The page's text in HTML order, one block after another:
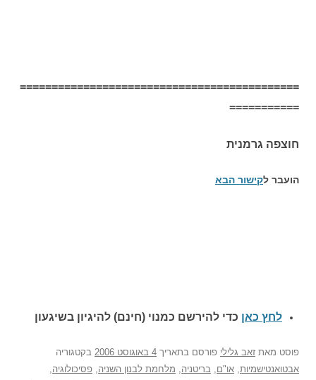
============================================
===========
חוצפה גרמנית
הועבר לקישור הבא
לחץ כאן כדי להירשם כמנוי (חינם) להיגיון בשיגעון
פוסט מאת זאב גלילי פורסם בתאריך 4 באוגוסט 2006
בקטגוריה
אבטואנטישמיות או"ם בריטניה מלחמת לבנון השניה פסיכולוגיה